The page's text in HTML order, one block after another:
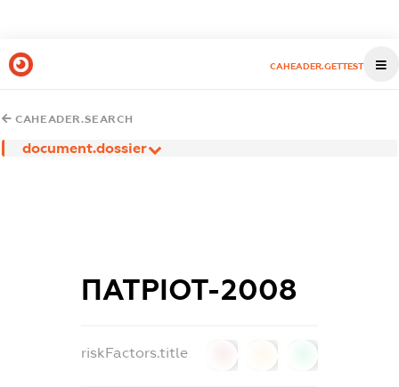
CAHEADER.GETTEST
CAHEADER.SEARCH
document.dossier
ПАТРІОТ-2008
riskFactors.title